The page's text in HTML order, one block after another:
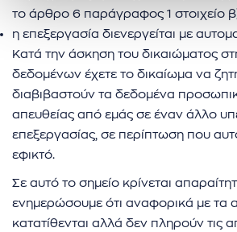
το άρθρο 6 παράγραφος 1 στοιχείο
η επεξεργασία διενεργείται με
Κατά την άσκηση του δικαιώματος
δεδομένων έχετε το δικαίωμα να
διαβιβαστούν τα δεδομένα
απευθείας από εμάς σε έναν άλλο
επεξεργασίας, σε περίπτωση που
εφικτό.
Σε αυτό το σημείο κρίνεται
ενημερώσουμε ότι αναφορικά με τα
κατατίθενται αλλά δεν πληρούν τις